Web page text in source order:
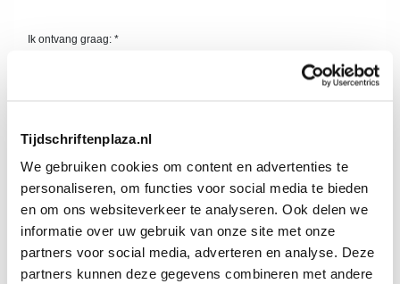
Tijdschriftenplaza.nl
We gebruiken cookies om content en advertenties te
personaliseren, om functies voor social media te bieden
en om ons websiteverkeer te analyseren. Ook delen we
informatie over uw gebruik van onze site met onze
partners voor social media, adverteren en analyse. Deze
partners kunnen deze gegevens combineren met andere